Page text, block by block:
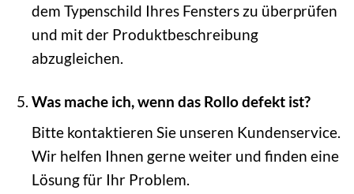
dem Typenschild Ihres Fensters zu überprüfen
und mit der Produktbeschreibung
abzugleichen.
Was mache ich, wenn das Rollo defekt ist?
Bitte kontaktieren Sie unseren Kundenservice.
Wir helfen Ihnen gerne weiter und finden eine
Lösung für Ihr Problem.